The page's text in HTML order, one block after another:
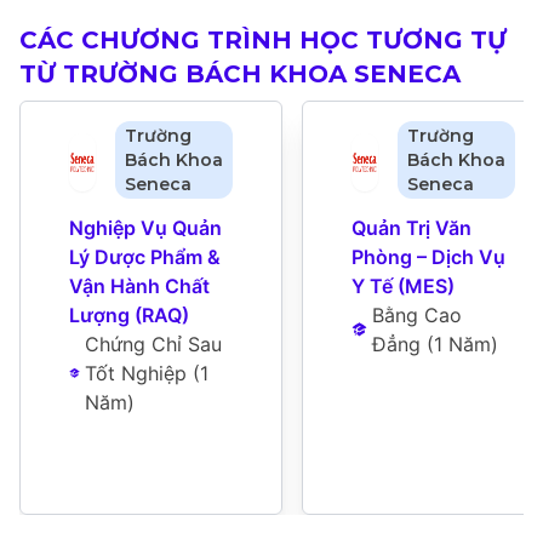
CÁC CHƯƠNG TRÌNH HỌC TƯƠNG TỰ
TỪ TRƯỜNG BÁCH KHOA SENECA
Trường
Bách Khoa
Seneca
Nghiệp Vụ Quản
Lý Dược Phẩm &
Vận Hành Chất
Lượng (RAQ)
Chứng Chỉ Sau
Tốt Nghiệp (1
Năm)
Trường
Bách Khoa
Seneca
Quản Trị Văn
Phòng – Dịch Vụ
Y Tế (MES)
Bằng Cao
Đẳng (1 Năm)